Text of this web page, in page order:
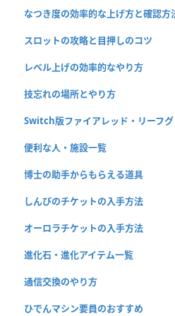
なつき度の効率的な上げ方と確認方
スロットの攻略と目押しのコツ
レベル上げの効率的なやり方
技忘れの場所とやり方
Switch版ファイアレッド・リーフ
便利な人・施設一覧
博士の助手からもらえる道具
しんぴのチケットの入手方法
オーロラチケットの入手方法
進化石・進化アイテム一覧
通信交換のやり方
ひでんマシン要員のおすすめ